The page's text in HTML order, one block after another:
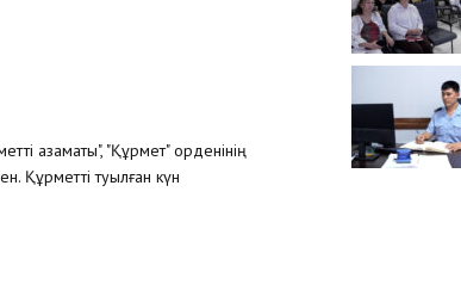
азаматы", "Құрмет" орденінің
Құрметті туылған күн